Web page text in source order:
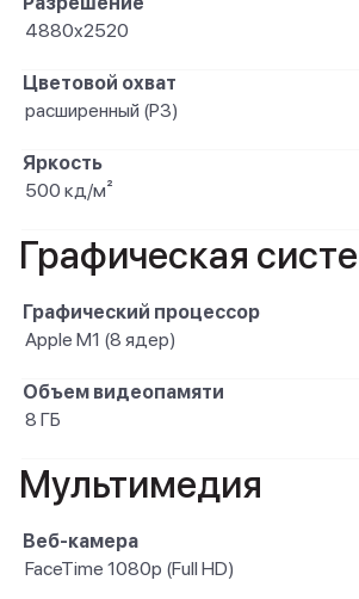
4880x2520
Цветовой охват
расширенный (P3)
Яркость
500 кд/м²
Графическая
Графический процессор
Apple M1 (8 ядер)
Объем видеопамяти
8 ГБ
Мультимедия
Веб-камера
FaceTime 1080p (Full HD)